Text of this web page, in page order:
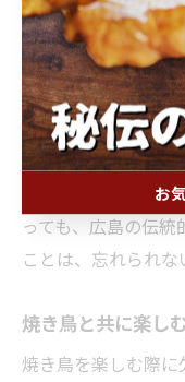
広島市西区の居酒
的な味わいを楽し
噌を使ったもつ煮
類を活かした刺身
です。特に、広島
と、素材の持つ旨
っても、広島の伝
ことは、忘れられな
焼き鳥と共に楽し
焼き鳥を楽しむ際に
お
お